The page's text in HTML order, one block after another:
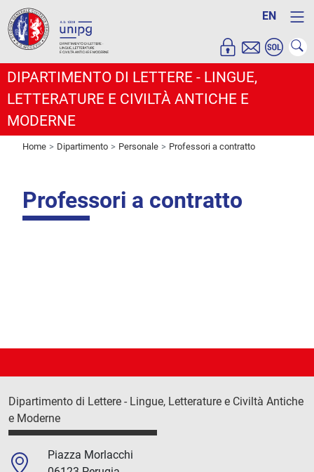
EN
DIPARTIMENTO DI LETTERE - LINGUE,
LETTERATURE E CIVILTÀ ANTICHE E
MODERNE
Home Dipartimento Personale Professori a contratto
Professori a contratto
Dipartimento di Lettere - Lingue, Letterature e Civiltà Antiche
e Moderne
Piazza Morlacchi